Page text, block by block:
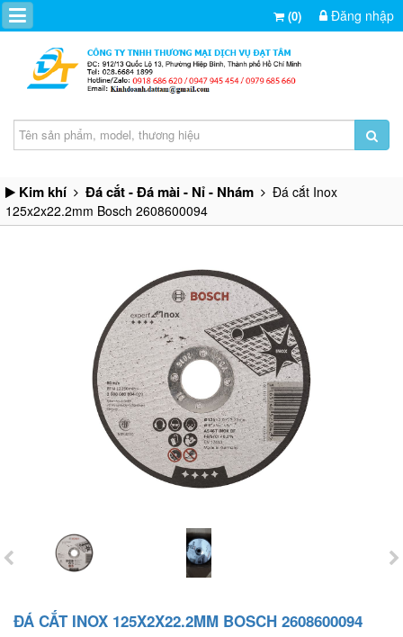
(0) Đăng nhập
Kim khí Đá cắt - Đá mài - Nỉ - Nhám
Đá cắt Inox
125x2x22.2mm Bosch 2608600094
ĐÁ CẮT INOX 125X2X22.2MM BOSCH 2608600094